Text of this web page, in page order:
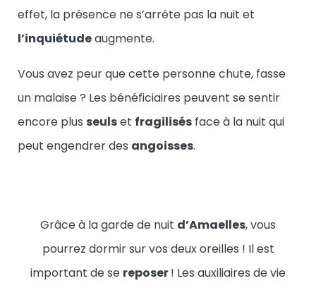
effet, la présence ne s’arrête pas la nuit et
l’inquiétudeaugmente.
Vous avez peur que cette personne chute, fasse
un malaise ? Les bénéficiaires peuvent se sentir
encore plus seulset fragilisés face à la nuit qui
peut engendrer des angoisses.
Grâce à la garde de nuit d’Amaelles, vous
pourrez dormir sur vos deux oreilles ! Il est
important de se reposer! Les auxiliaires de vie